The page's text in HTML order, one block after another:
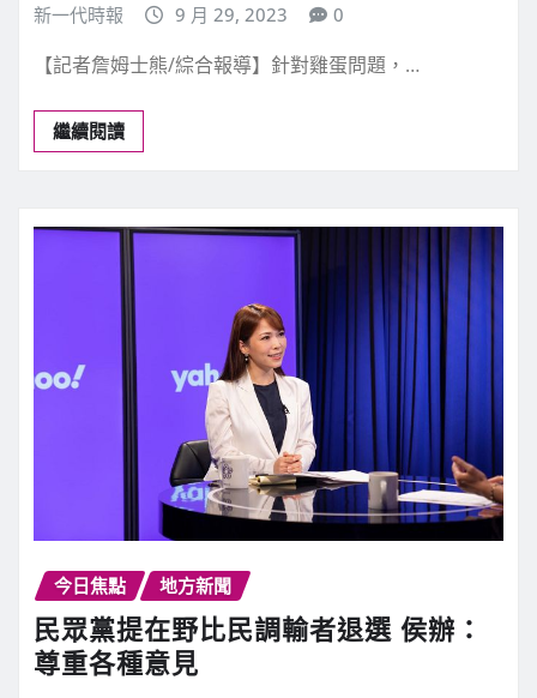
新一代時報 9 月 29, 2023 0
【記者詹姆士熊/綜合報導】針對雞蛋問題，…
繼續閱讀
今日焦點 地方新聞
民眾黨提在野比民調輸者退選 侯辦：
尊重各種意見